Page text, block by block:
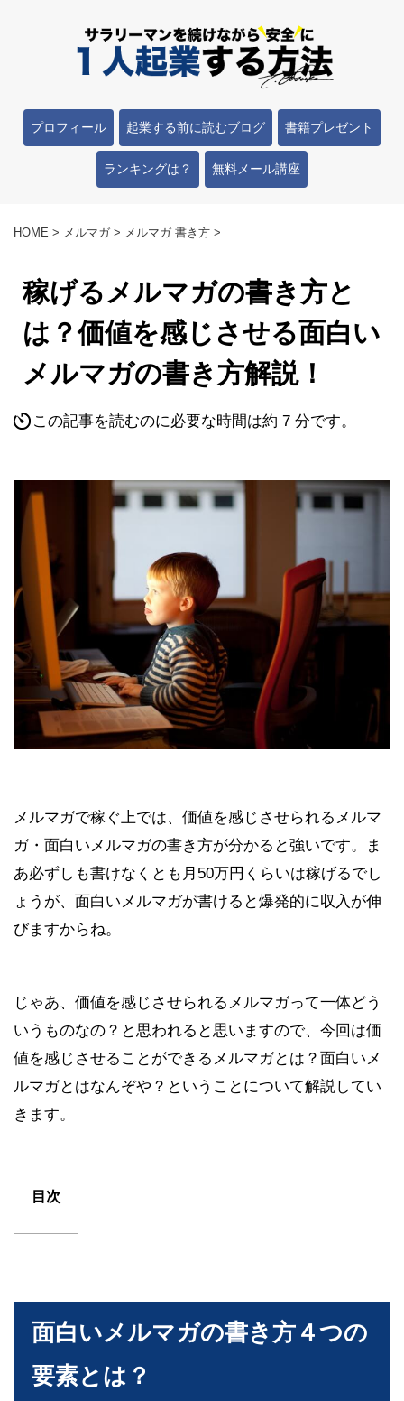
プロフィール 起業する前に読むブログ 書籍プレゼント
ランキングは？ 無料メール講座
HOME > メルマガ > メルマガ 書き方 >
稼げるメルマガの書き方と
は？価値を感じさせる面白い
メルマガの書き方解説！
この記事を読むのに必要な時間は約 7 分です。
メルマガで稼ぐ上では、価値を感じさせられるメルマ
ガ・面白いメルマガの書き方が分かると強いです。ま
あ必ずしも書けなくとも月50万円くらいは稼げるでし
ょうが、面白いメルマガが書けると爆発的に収入が伸
びますからね。
じゃあ、価値を感じさせられるメルマガって一体どう
いうものなの？と思われると思いますので、今回は価
値を感じさせることができるメルマガとは？面白いメ
ルマガとはなんぞや？ということについて解説してい
きます。
目次
面白いメルマガの書き方４つの
要素とは？